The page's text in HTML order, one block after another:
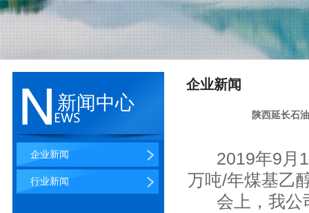
新闻中心
企业新闻
行业新闻
企业新闻
陕西延长石
2019年9月11
万吨/年煤基乙
会上，我公